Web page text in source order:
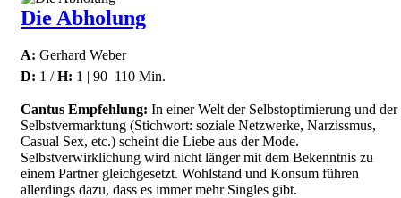
Die Abholung
A: Gerhard Weber
D: 1 /H: 1 | 90–110 Min.
Cantus Empfehlung: In einer Welt der Selbstoptimierung und der
Selbstvermarktung (Stichwort: soziale Netzwerke, Narzissmus,
Casual Sex, etc.) scheint die Liebe aus der Mode.
Selbstverwirklichung wird nicht länger mit dem Bekenntnis zu
einem Partner gleichgesetzt. Wohlstand und Konsum führen
allerdings dazu, dass es immer mehr Singles gibt.